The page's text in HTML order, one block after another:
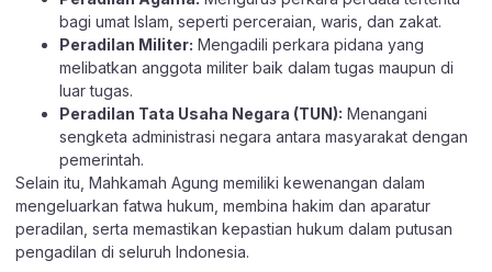
bagi umat Islam, seperti perceraian, waris, dan zakat.
Peradilan Militer: Mengadili perkara pidana yang
melibatkan anggota militer baik dalam tugas maupun di
luar tugas.
Peradilan Tata Usaha Negara (TUN): Menangani
sengketa administrasi negara antara masyarakat dengan
pemerintah.
Selain itu, Mahkamah Agung memiliki kewenangan dalam
mengeluarkan fatwa hukum, membina hakim dan aparatur
peradilan, serta memastikan kepastian hukum dalam putusan
pengadilan di seluruh Indonesia.